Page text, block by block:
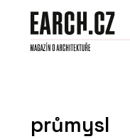
průmysl